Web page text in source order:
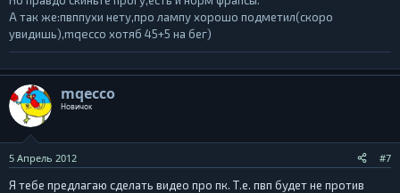
А так же:пвппухи нету,про лампу хорошо подметил(скоро
увидишь),mqecco хотяб 45+5 на бег)
mqecco
Новичок
5 Апрель 2012 #7
Я тебе предлагаю сделать видео про пк. Т.е. пвп будет не против